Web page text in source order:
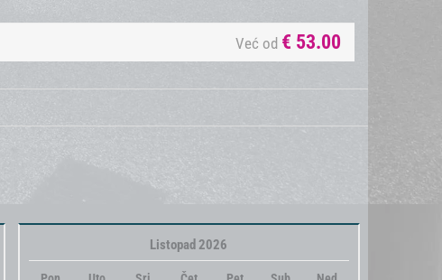
Već od € 53.00
Listopad 2026